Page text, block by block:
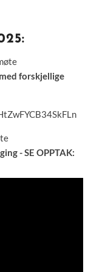
forskjellige
- SE OPPTAK: